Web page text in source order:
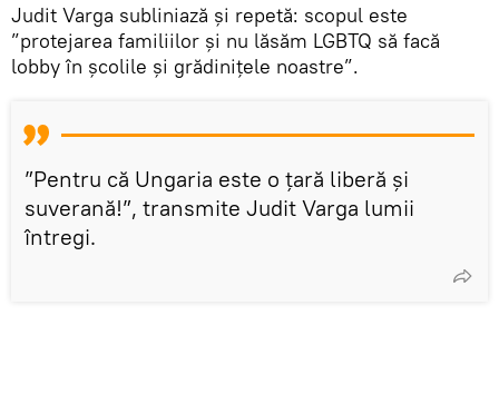
Judit Varga subliniază și repetă: scopul este
”protejarea familiilor și nu lăsăm LGBTQ să facă
lobby în școlile și grădinițele noastre”.
”Pentru că Ungaria este o țară liberă și
suverană!”, transmite Judit Varga lumii
întregi.